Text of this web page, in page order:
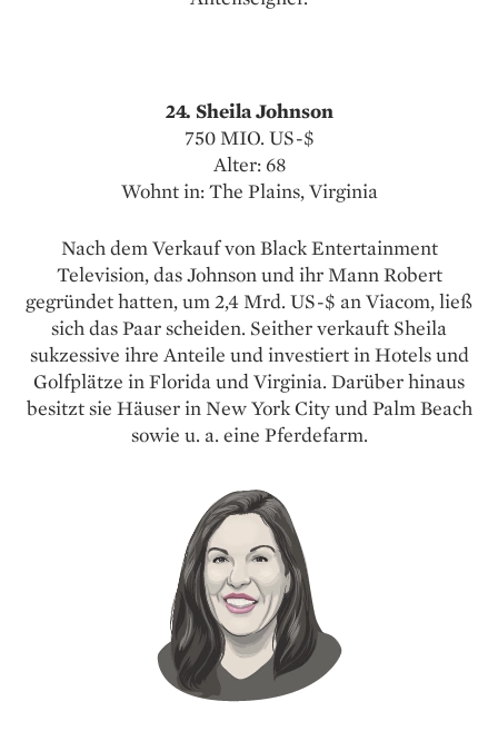
24. Sheila Johnson
750 MIO. US-$
Alter: 68
Wohnt in: The Plains, Virginia
Nach dem Verkauf von Black Entertainment
Television, das Johnson und ihr Mann Robert
gegründet hatten, um 2,4 Mrd. US-$ an Viacom, ließ
sich das Paar scheiden. Seither verkauft Sheila
sukzessive ihre Anteile und investiert in Hotels und
Golfplätze in Florida und Virginia. Darüber hinaus
besitzt sie Häuser in New York City und Palm Beach
sowie u. a. eine Pferdefarm.